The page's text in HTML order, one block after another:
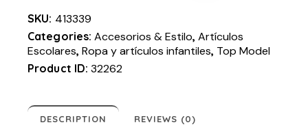
SKU: 413339
Categories: Accesorios & Estilo, Artículos
Escolares,Ropa y artículos infantiles, Top Model
Product ID:32262
DESCRIPTION REVIEWS (0)